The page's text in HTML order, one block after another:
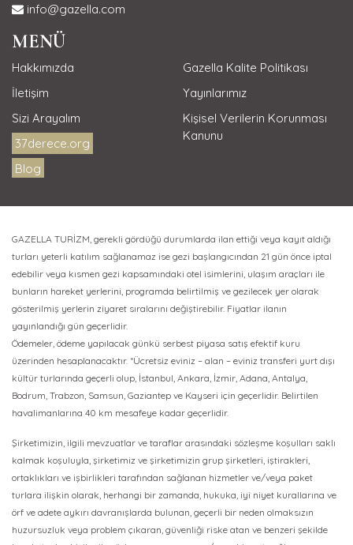
info@gazella.com
MENÜ
Hakkımızda
İletişim
Sizi Arayalım
37derece.org
Blog
Gazella Kalite Politikası
Yayınlarımız
Kişisel Verilerin Korunması
Kanunu
GAZELLA TURİZM, gerekli gördüğü durumlarda ilan ettiği veya kayıt aldığı
turları yeterli katılım sağlanamaz ise gezi başlangıcından 21 gün önce iptal
edebilir veya kısmen gezi kapsamındaki otel isimlerini, ulaşım araçları ile
bunların hareket yerlerini, programda belirtilmiş ve gezilecek yer olarak
gösterilmiş yerlerin ziyaret sıralarını değiştirebilir. Fiyatlar ilanın
yayınlandığı gün geçerlidir.
Ödemeler, ödeme yapılacak günkü serbest piyasa satış efektif kuru
üzerinden hesaplanacaktır. *Ücretsiz eviniz – alan – eviniz transferi yurt dışı
kültür turlarında geçerli olup, İstanbul, Ankara, İzmir, Adana, Antalya,
Bodrum, Trabzon, Samsun, Gaziantep ve Kayseri için geçerlidir. Belirtilen
havalimanlarına 40 km mesafeye kadar geçerlidir.
Şirketimizin, ilgili mevzuatlar ve taraflar arasındaki sözleşme koşulları saklı
kalmak koşuluyla, şirketimiz ve şirketimizin grup şirketleri, iştirakleri,
ortaklıkları ve işbirlikleri tarafından sağlanan hizmetler ve/veya paket
turlara ilişkin olarak, herhangi bir zamanda, hukuka, iyi niyet kurallarına ve
örf ve adete aykırı davranışlarda bulunan, geçerli bir neden olmaksızın
huzursuzluk veya problem çıkaran, güvenliği riske atan ve benzeri şekilde